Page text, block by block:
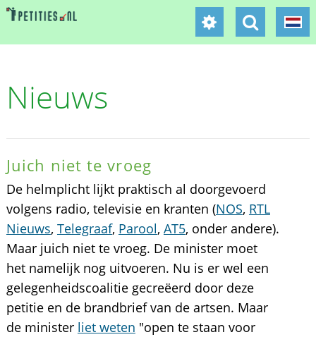
Nieuws
Juich niet te vroeg
De helmplicht lijkt praktisch al doorgevoerd
volgens radio, televisie en kranten (NOS, RTL
Nieuws, Telegraaf, Parool, AT5, onder andere).
Maar juich niet te vroeg. De minister moet
het namelijk nog uitvoeren. Nu is er wel een
gelegenheidscoalitie gecreëerd door deze
petitie en de brandbrief van de artsen. Maar
de minister liet weten "open te staan voor